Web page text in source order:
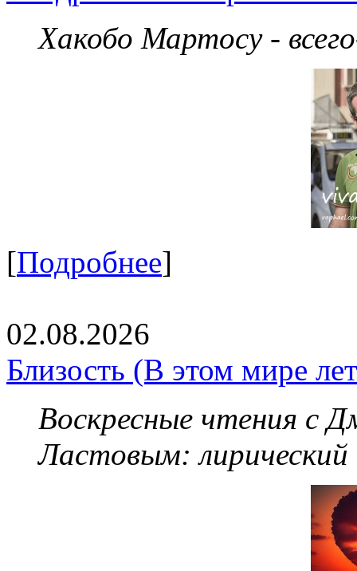
Хакобо Мартосу -
[Подробнее]
02.08.2026
Близость (В этом мире
Воскресные чтения с
Ластовым: